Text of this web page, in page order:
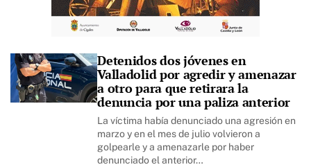
Detenidos dos jóvenes en
Valladolid por agredir y amenazar
a otro para que retirara la
denuncia por una paliza anterior
La víctima había denunciado una agresión en
marzo y en el mes de julio volvieron a
golpearle y a amenazarle por haber
denunciado el anterior…